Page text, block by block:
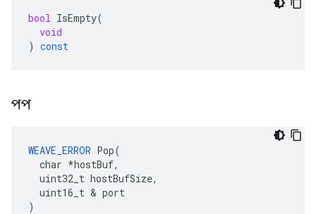
bool IsEmpty(
void
) const
পপ
WEAVE_ERROR Pop(
  char *hostBuf,
  uint32_t hostBufSize,
  uint16_t & port
)